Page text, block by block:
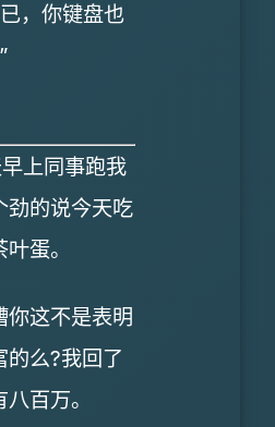
，你键盘也
上同事跑我
劲的说今天吃
蛋。
这不是表明
的么?我回了
百万。